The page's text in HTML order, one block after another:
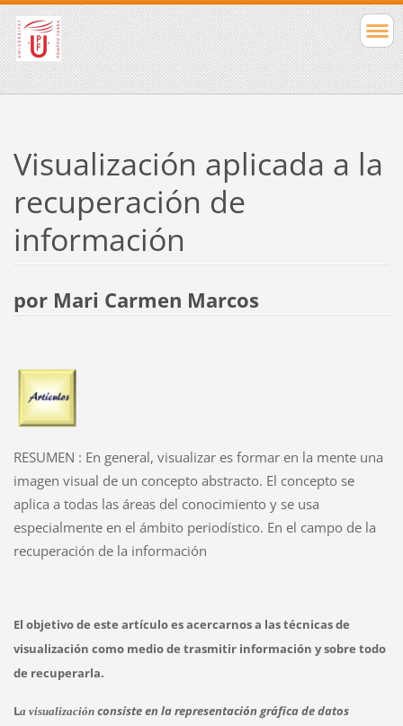
Visualización aplicada a la
recuperación de
información
por Mari Carmen Marcos
RESUMEN : En general, visualizar es formar en la mente una
imagen visual de un concepto abstracto. El concepto se
aplica a todas las áreas del conocimiento y se usa
especialmente en el ámbito periodístico. En el campo de la
recuperación de la información
El objetivo de este artículo es acercarnos a las técnicas de
visualización como medio de trasmitir información y sobre todo
de recuperarla.
La visualización consiste en la representación gráfica de datos